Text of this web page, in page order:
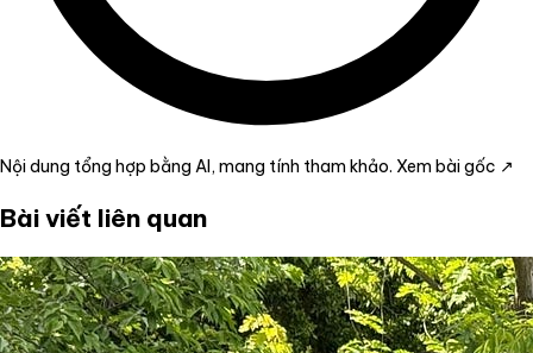
Nội dung tổng hợp bằng AI, mang tính tham khảo. Xem bài gốc ↗
Bài viết liên quan